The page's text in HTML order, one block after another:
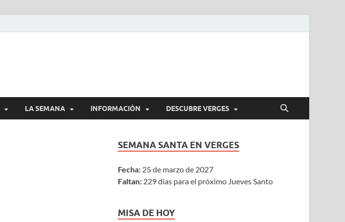
LA SEMANA INFORMACIÓN DESCUBRE VERGES
SEMANA SANTA EN VERGES
Fecha: 25 de marzo de 2027
Faltan: 229 días para el próximo Jueves Santo
MISA DE HOY